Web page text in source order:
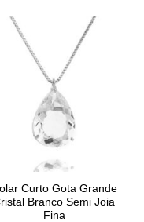
Curto Gota Grande
Branco Semi Joia
Fina